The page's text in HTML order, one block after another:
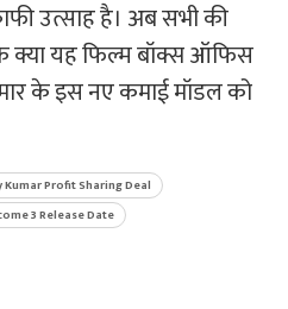
उत्साह है। अब सभी की
क्या यह फिल्म बॉक्स ऑफिस
के इस नए कमाई मॉडल को
Kumar Profit Sharing Deal
3 Release Date